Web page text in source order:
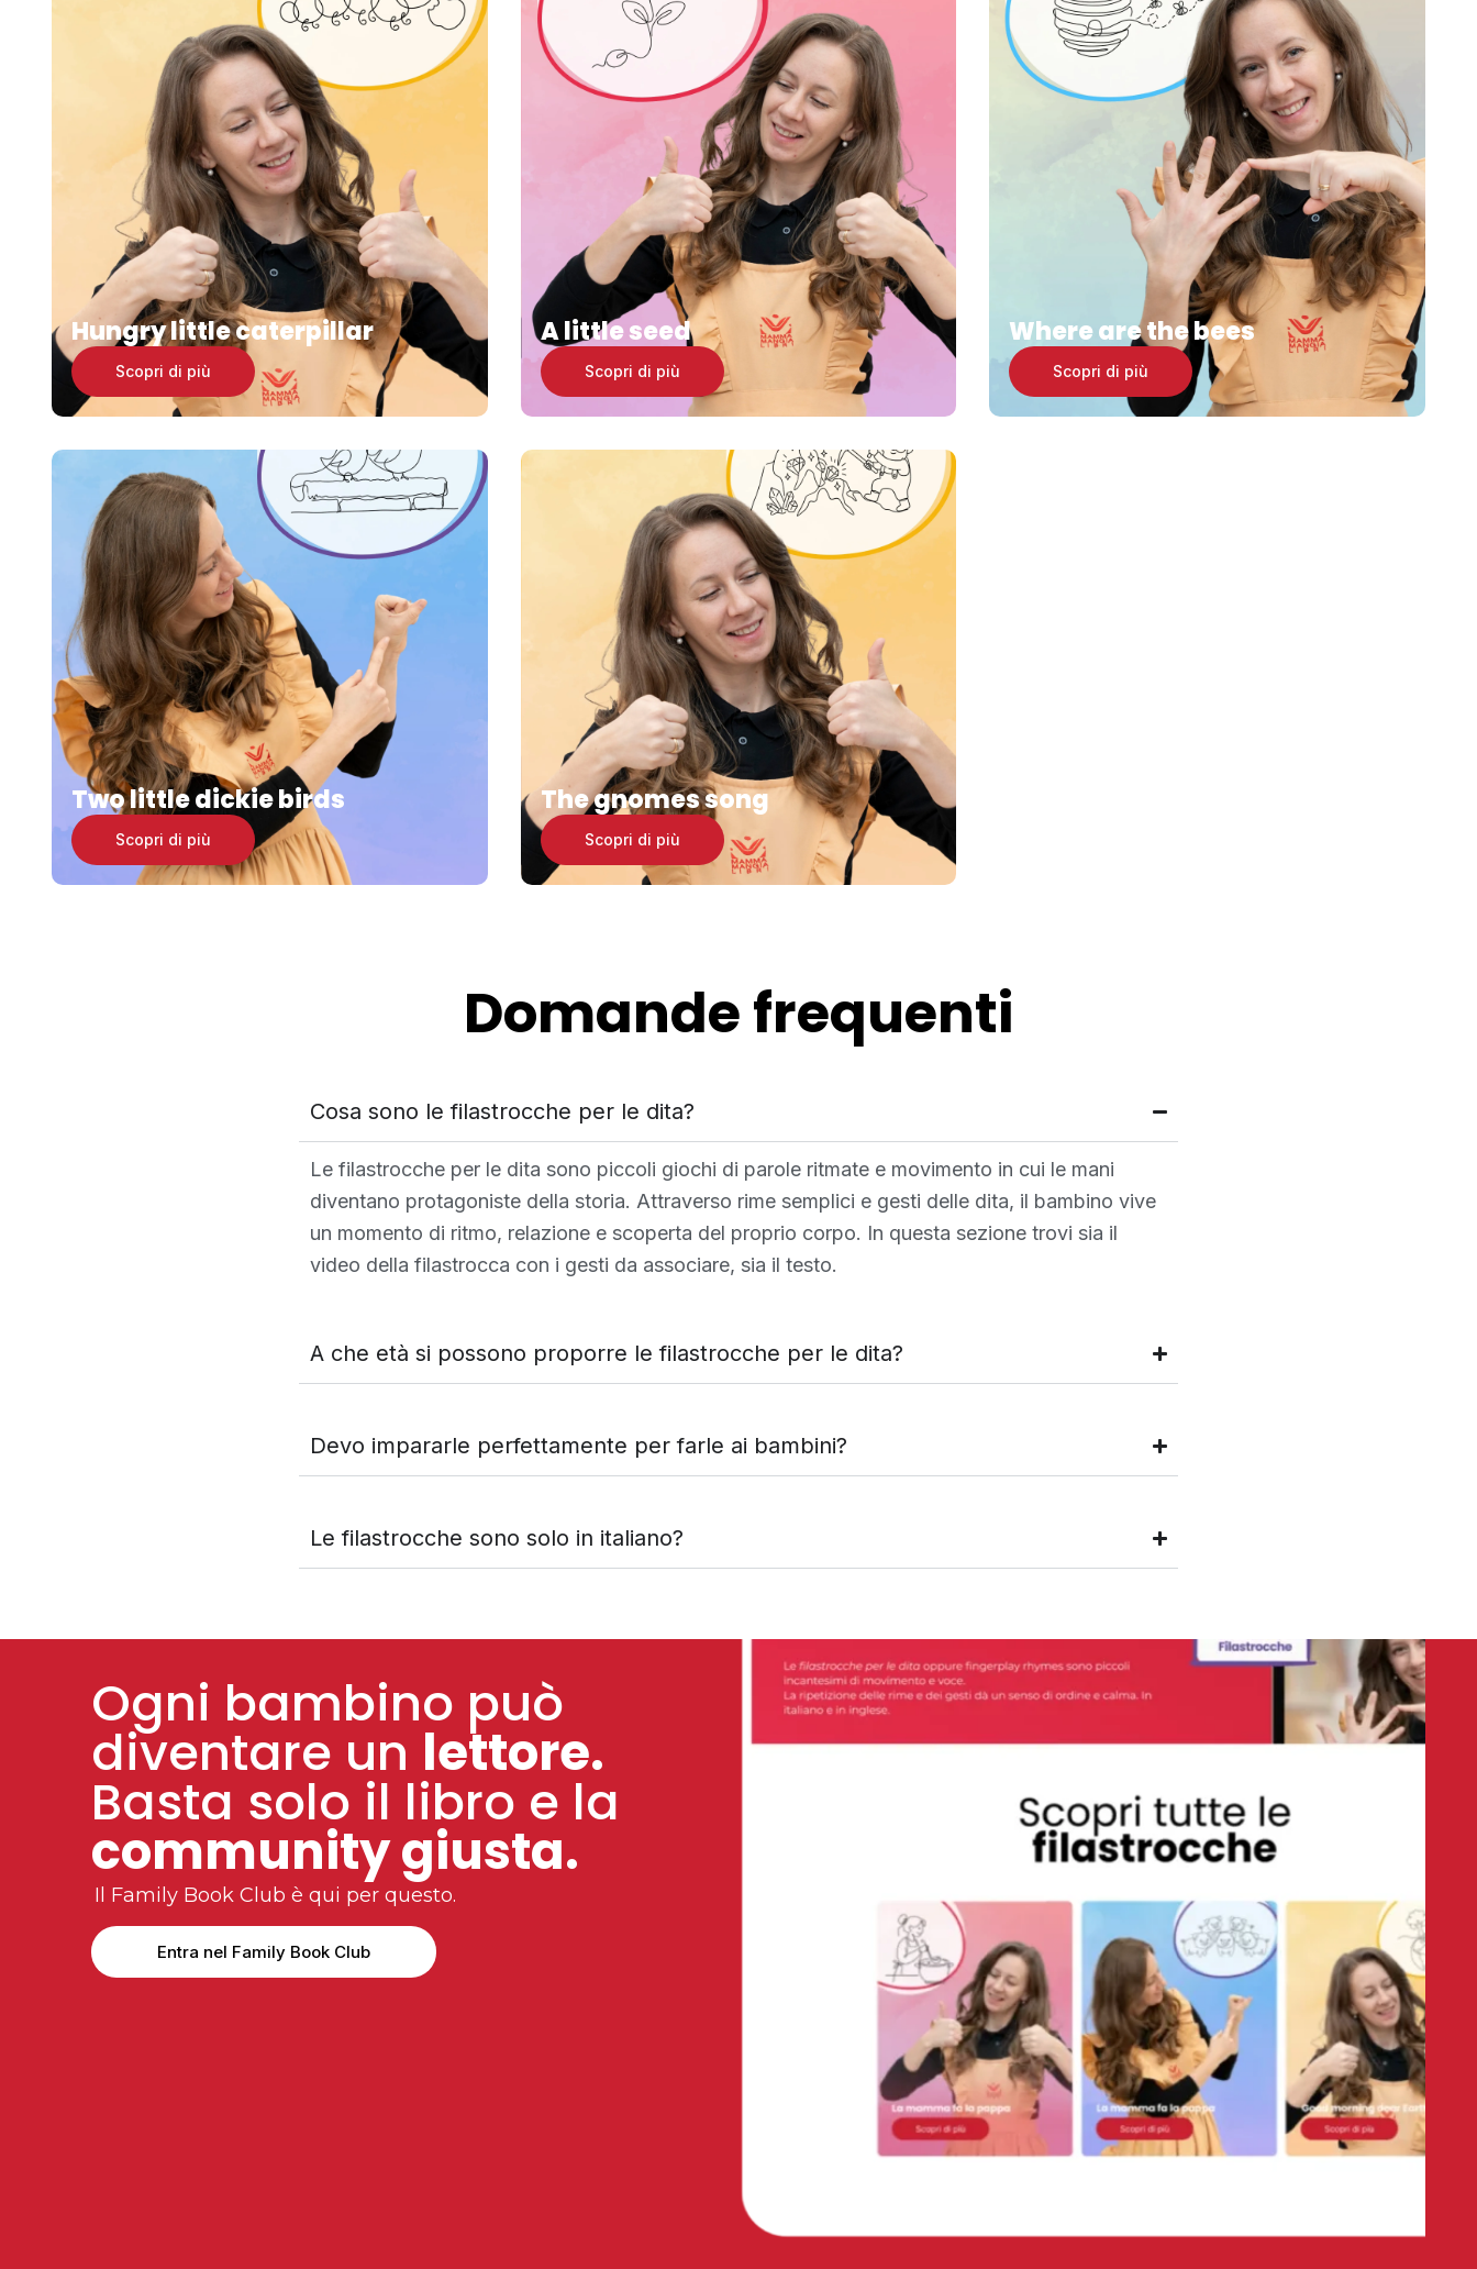
Hungry little caterpillar
Scopri di più
A little seed
Scopri di più
Where are the bees
Scopri di più
Two little dickie birds
Scopri di più
The gnomes song
Scopri di più
Domande frequenti
Cosa sono le filastrocche per le dita?
Le filastrocche per le dita sono piccoli giochi di parole ritmate e movimento in cui le mani
diventano protagoniste della storia. Attraverso rime semplici e gesti delle dita, il bambino vive
un momento di ritmo, relazione e scoperta del proprio corpo. In questa sezione trovi sia il
video della filastrocca con i gesti da associare, sia il testo.
A che età si possono proporre le filastrocche per le dita?
Devo impararle perfettamente per farle ai bambini?
Le filastrocche sono solo in italiano?
Ogni bambino può
diventare un lettore.
Basta solo il libro e la
community giusta.
Il Family Book Club è qui per questo.
Entra nel Family Book Club